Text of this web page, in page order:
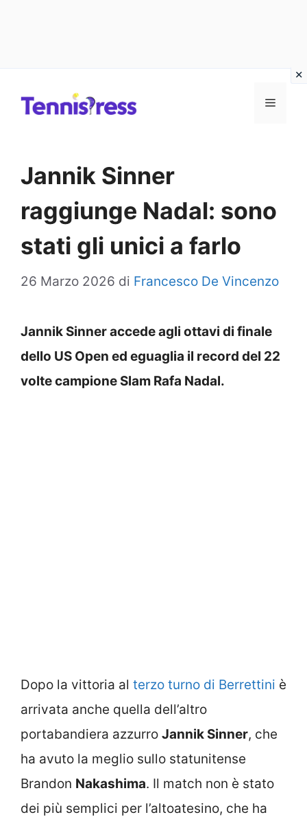
MENU
Jannik Sinner
raggiunge Nadal: sono
stati gli unici a farlo
26 Marzo 2026 di Francesco De Vincenzo
Jannik Sinner accede agli ottavi di finale
dello US Open ed eguaglia il record del 22
volte campione Slam Rafa Nadal.
Dopo la vittoria al terzo turno di Berrettini è
arrivata anche quella dell’altro
portabandiera azzurro Jannik Sinner, che
ha avuto la meglio sullo statunitense
Brandon Nakashima. Il match non è stato
dei più semplici per l’altoatesino, che ha